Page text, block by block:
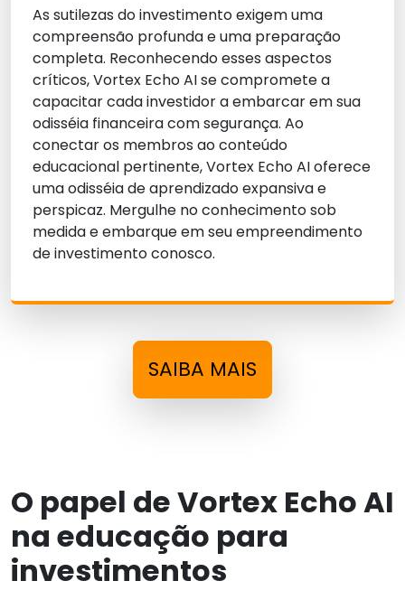
As sutilezas do investimento exigem uma
compreensão profunda e uma preparação
completa. Reconhecendo esses aspectos
críticos, Vortex Echo AI se compromete a
capacitar cada investidor a embarcar em sua
odisséia financeira com segurança. Ao
conectar os membros ao conteúdo
educacional pertinente, Vortex Echo AI oferece
uma odisséia de aprendizado expansiva e
perspicaz. Mergulhe no conhecimento sob
medida e embarque em seu empreendimento
de investimento conosco.
SAIBA MAIS
O papel de Vortex Echo AI
na educação para
investimentos